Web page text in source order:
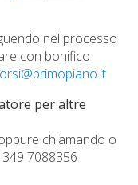
nel processo
con bonifico
per altre
chiamando o
7088356